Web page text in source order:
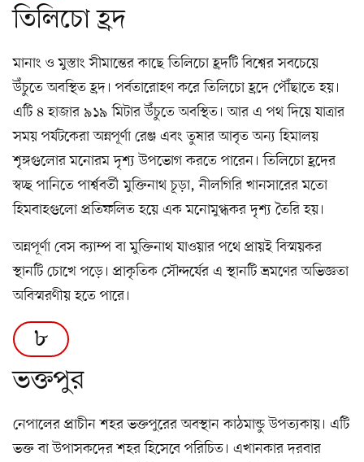
তিলিচো হ্রদ
মানাং ও মুস্তাং সীমান্তের কাছে তিলিচো হ্রদটি বিশ্বের সবচেয়ে
উঁচুতে অবস্থিত হ্রদ। পর্বতারোহণ করে তিলিচো হ্রদে পৌঁছাতে হয়।
এটি ৪ হাজার ৯১৯ মিটার উঁচুতে অবস্থিত। আর এ পথ দিয়ে যাত্রার
সময় পর্যটকেরা অন্নপূর্ণা রেঞ্জ এবং তুষার আবৃত অন্য হিমালয়
শৃঙ্গগুলোর মনোরম দৃশ্য উপভোগ করতে পারেন। তিলিচো হ্রদের
স্বচ্ছ পানিতে পার্শ্ববর্তী মুক্তিনাথ চূড়া, নীলগিরি খানসারের মতো
হিমবাহগুলো প্রতিফলিত হয়ে এক মনোমুগ্ধকর দৃশ্য তৈরি হয়।
অন্নপূর্ণা বেস ক্যাম্প বা মুক্তিনাথ যাওয়ার পথে প্রায়ই বিস্ময়কর
স্থানটি চোখে পড়ে। প্রাকৃতিক সৌন্দর্যের এ স্থানটি ভ্রমণের অভিজ্ঞতা
অবিস্মরণীয় হতে পারে।
৮
ভক্তপুর
নেপালের প্রাচীন শহর ভক্তপুরের অবস্থান কাঠমান্ডু উপত্যকায়। এটি
ভক্ত বা উপাসকদের শহর হিসেবে পরিচিত। এখানকার দরবার